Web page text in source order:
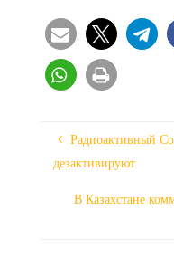
Радиоактивный
дезактивируют
В Казахстане